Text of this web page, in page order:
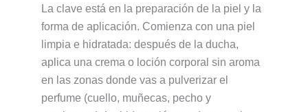
La clave está en la preparación de la piel y la
forma de aplicación. Comienza con una piel
limpia e hidratada: después de la ducha,
aplica una crema o loción corporal sin aroma
en las zonas donde vas a pulverizar el
perfume (cuello, muñecas, pecho y